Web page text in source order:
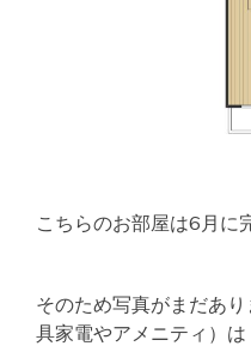
こちらのお部屋は6月に
そのため写真がまだあ
具家電やアメニティ）は